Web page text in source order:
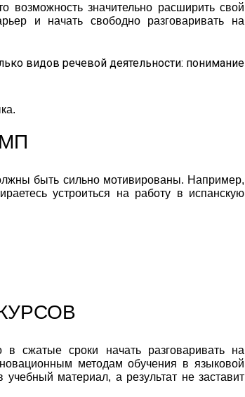
возможность значительно расширить свой
и начать свободно разговаривать на
видов речевой деятельности: понимание
быть сильно мотивированы. Например,
устроиться на работу в испанскую
сжатые сроки начать разговаривать на
методам обучения в языковой
материал, а результат не заставит